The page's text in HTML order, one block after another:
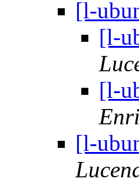
[l-
[l-
[l-
[l-